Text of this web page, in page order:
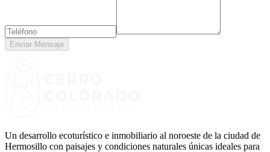
Enviar Mensaje
Un desarrollo ecoturístico e inmobiliario al noroeste de la ciudad de
Hermosillo con paisajes y condiciones naturales únicas ideales para